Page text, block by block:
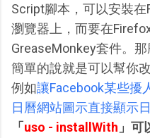
Script腳本，可以安裝
瀏覽器上，而要在
GreaseMonkey套件。
簡單的說就是可以幫你
例如讓Facebook某些擾
日曆網站圖示直接顯示
「uso - installWith 」